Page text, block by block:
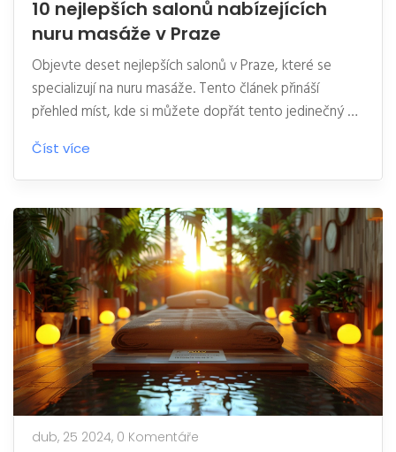
10 nejlepších salonů nabízejících
nuru masáže v Praze
Objevte deset nejlepších salonů v Praze, které se
specializují na nuru masáže. Tento článek přináší
přehled míst, kde si můžete dopřát tento jedinečný a
relaxační zážitek. Kromě adres a kontaktních informací
se dozvíte také tipy a zajímavosti, které vám
pomohou s výběrem toho správného salonu.
Číst více
dub, 25 2024, 0 Komentáře